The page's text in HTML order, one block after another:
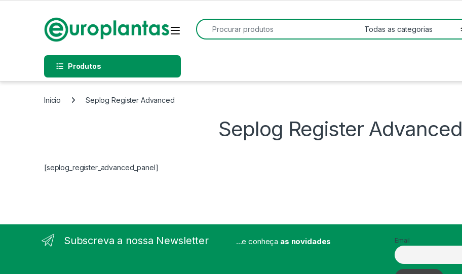
Open
Procurar:
Produtos
Início Seplog Register Advanced
Seplog Register Advanced
[seplog_register_advanced_panel]
Subscreva a nossa Newsletter ...e conheça as novidades Email